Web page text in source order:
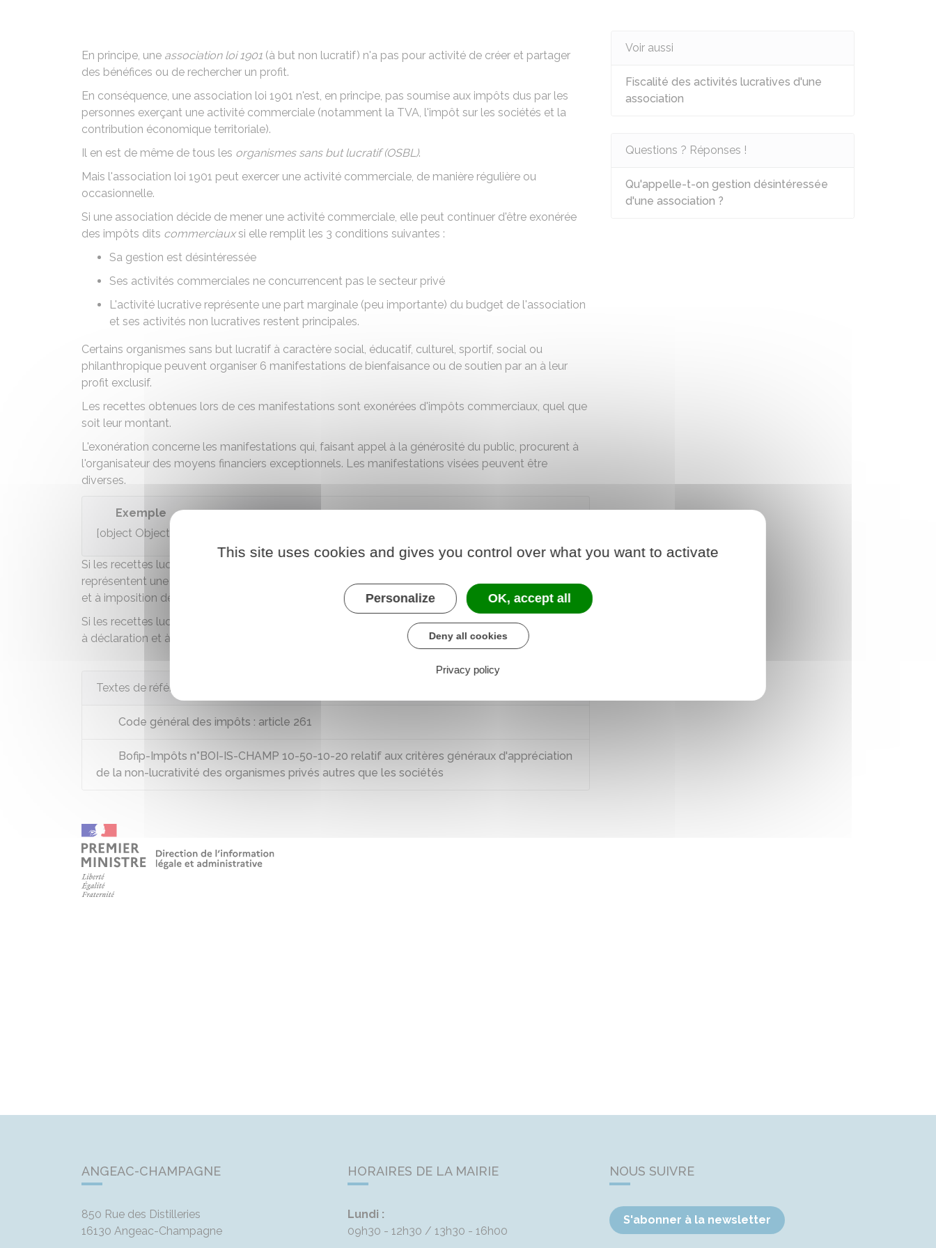
En principe, une association loi 1901 (à but non lucratif) n'a pas pour activité de créer et partager
des bénéfices ou de rechercher un profit.
En conséquence, une association loi 1901 n'est, en principe, pas soumise aux impôts dus par les
personnes exerçant une activité commerciale (notamment la TVA, l'impôt sur les sociétés et la
contribution économique territoriale).
Il en est de même de tous les organismes sans but lucratif (OSBL).
Mais l'association loi 1901 peut exercer une activité commerciale, de manière régulière ou
occasionnelle.
Si une association décide de mener une activité commerciale, elle peut continuer d'être exonérée
des impôts dits commerciauxsi elle remplit les 3 conditions suivantes :
Sa gestion est désintéressée
Ses activités commerciales ne concurrencent pas le secteur privé
L'activité lucrative représente une part marginale (peu importante) du budget de l'association
et ses activités non lucratives restent principales.
Certains organismes sans but lucratif à caractère social, éducatif, culturel, sportif, social ou
philanthropique peuvent organiser 6 manifestations de bienfaisance ou de soutien par an à leur
profit exclusif.
Les recettes obtenues lors de ces manifestations sont exonérées d'impôts commerciaux, quel que
soit leur montant.
L'exonération concerne les manifestations qui, faisant appel à la générosité du public, procurent à
l'organisateur des moyens financiers exceptionnels. Les manifestations visées peuvent être
diverses.
Exemple
[object Object],[object Object],[object Object],[object Object],[object Object],[object Object]
Si les recettes lucratives (sauf celles obtenues lors des manifestations de bienfaisance)
représentent une part principale des ressources de l'association, elles sont soumises àdéclaration
et à imposition dès le 1
Si les recettes lucratives sont peu importantes dans le budget de l'association, elles sont soumises
à déclaration et à imposition au-delà de
Textes de référence
Code général des impôts : article 261
Bofip-Impôts n°BOI-IS-CHAMP 10-50-10-20 relatif aux critères généraux d'appréciation
de la non-lucrativité des organismes privés autres que les sociétés
Voir aussi
Fiscalité des activités lucratives d'une
association
Questions ? Réponses !
Qu'appelle-t-on gestion désintéressée
d'une association ?
ANGEAC-CHAMPAGNE
850 Rue des Distilleries
16130 Angeac-Champagne
HORAIRES DE LA MAIRIE
Lundi :
09h30 - 12h30
13h30 - 16h00
NOUS SUIVRE
S'abonner à la newsletter
This site uses cookies and gives you control over what you want to activate
Personalize OK, accept all
Deny all cookies
Privacy policy